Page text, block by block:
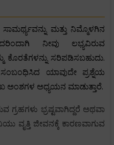
ಮತ್ತು ನಿಮ್ಮೊಳಗಿನ
ನೀವು ಲಭ್ಯವಿರುವ
ಸರಿಪಡಿಸಬಹುದು.
ಯಾವುದೇ ಪ್ರಶ್ನೆಯ
ಅಂಶಗಳ ಅಧ್ಯಯನ ಮಾಡುತ್ತಾರೆ.
ಭ್ರಷ್ಟವಾಗಿದ್ದರೆ ಅಥವಾ
ವೃತ್ತಿ ಜೀವನಕ್ಕೆ ಕಾರಣವಾಗುವ